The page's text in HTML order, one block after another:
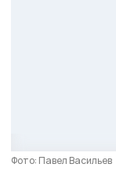
Фото: Павел Васильев